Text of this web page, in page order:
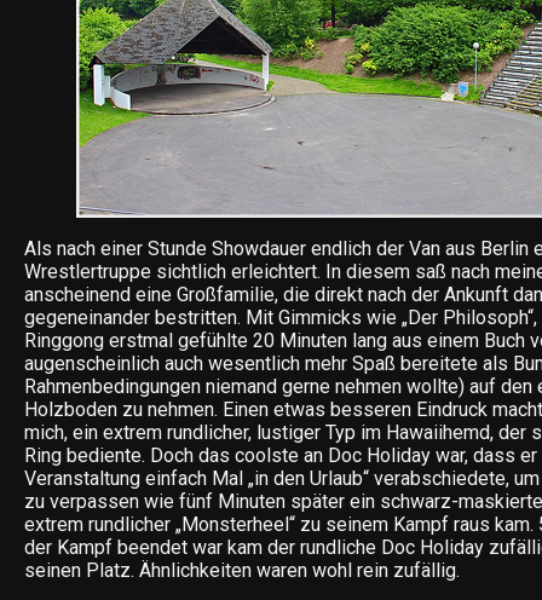
Als nach einer Stunde Showdauer endlich der Van aus Berlin
Wrestlertruppe sichtlich erleichtert. In diesem saß nach
anscheinend eine Großfamilie, die direkt nach der Ankunft
gegeneinander bestritten. Mit Gimmicks wie „Der
Ringgong erstmal gefühlte 20 Minuten lang aus einem Buch
augenscheinlich auch wesentlich mehr Spaß bereitete als
Rahmenbedingungen niemand gerne nehmen wollte) auf den
Holzboden zu nehmen. Einen etwas besseren Eindruck
mich, ein extrem rundlicher, lustiger Typ im Hawaiihemd, der
Ring bediente. Doch das coolste an Doc Holiday war, dass
Veranstaltung einfach Mal „in den Urlaub“ verabschiedete,
zu verpassen wie fünf Minuten später ein schwarz-
extrem rundlicher „Monsterheel“ zu seinem Kampf raus kam.
der Kampf beendet war kam der rundliche Doc Holiday
seinen Platz. Ähnlichkeiten waren wohl rein zufällig.